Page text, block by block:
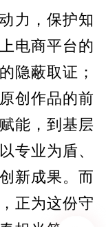
力，保护知
电商平台的
隐蔽取证；
创作品的前
能，到基层
专业为盾、
新成果。而
正为这份守